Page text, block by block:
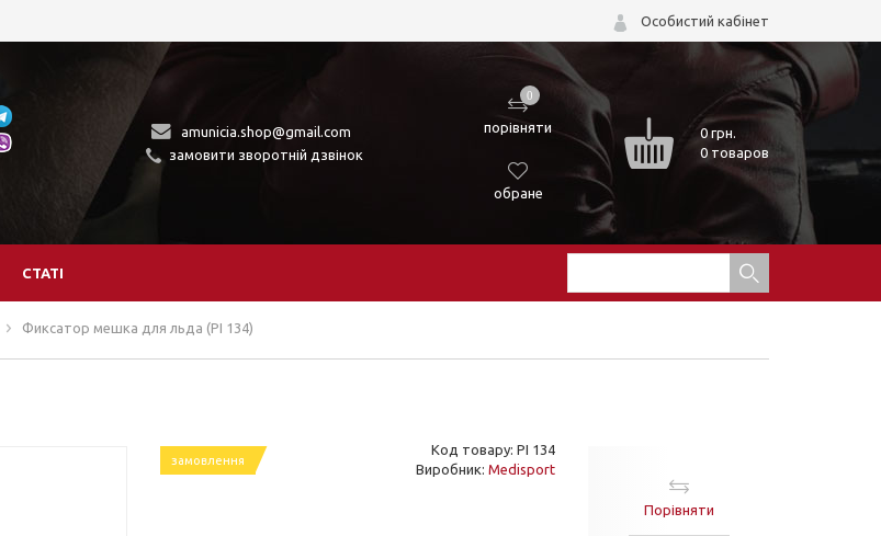
Особистий кабінет
amunicia.shop@gmail.com
замовити зворотній дзвінок
0
порівняти
обране
0грн.
0 товаров
СТАТІ
Фиксатор мешка для льда (PI 134)
замовлення
Код товару: PI 134
Виробник: Medisport
Порівняти